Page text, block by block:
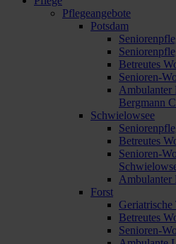
Pflegeangebote
Potsdam
Betreutes
Senioren-
Ambulanter
Bergmann
Schwielowsee
Betreutes
Senioren-
Ambulanter
Forst
Geriatrische
Betreutes
Senioren-